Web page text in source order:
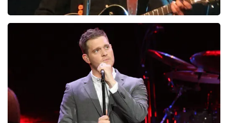
George Ezra
30reviews